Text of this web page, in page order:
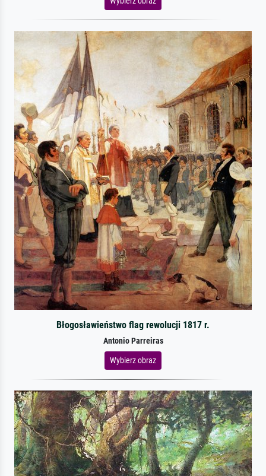
Błogosławieństwo flag rewolucji 1817 r.
Antonio Parreiras
Wybierz obraz